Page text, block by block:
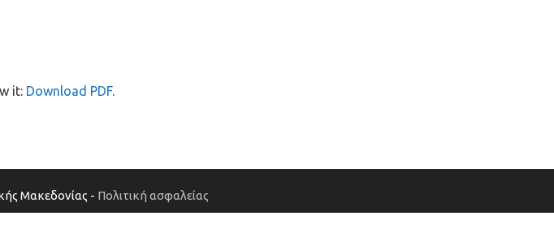
it: Download PDF.
Μακεδονίας - Πολιτική ασφαλείας